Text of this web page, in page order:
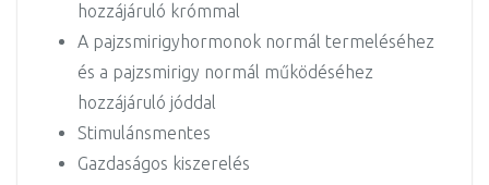
hozzájáruló krómmal
A pajzsmirigyhormonok normál termeléséhez
és a pajzsmirigy normál működéséhez
hozzájáruló jóddal
Stimulánsmentes
Gazdaságos kiszerelés